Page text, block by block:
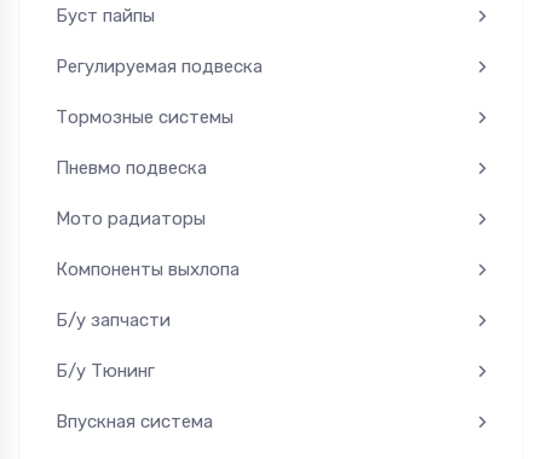
Буст пайпы
Регулируемая подвеска
Тормозные системы
Пневмо подвеска
Мото радиаторы
Компоненты выхлопа
Б/у запчасти
Б/у Тюнинг
Впускная система